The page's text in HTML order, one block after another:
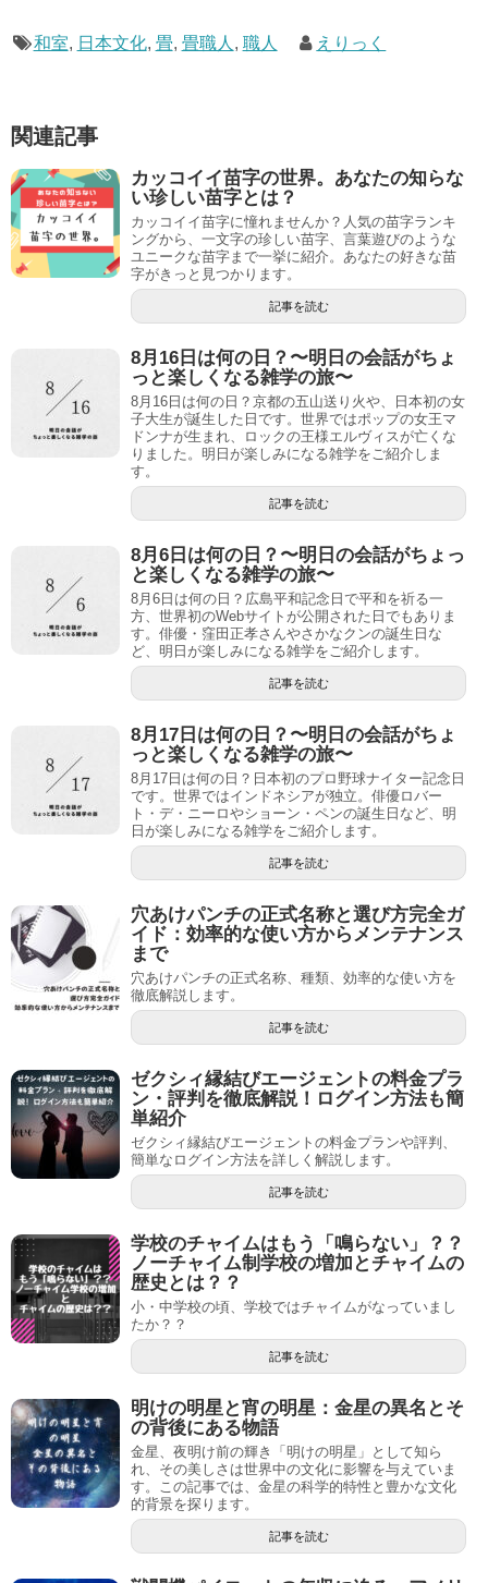
和室, 日本文化, 畳, 畳職人 , 職人 えりっく
関連記事
カッコイイ苗字の世界。あなたの知らな
い珍しい苗字とは？
カッコイイ苗字に憧れませんか？人気の苗字ランキ
ングから、一文字の珍しい苗字、言葉遊びのような
ユニークな苗字まで一挙に紹介。あなたの好きな苗
字がきっと見つかります。
記事を読む
8月16日は何の日？〜明日の会話がちょ
っと楽しくなる雑学の旅〜
8月16日は何の日？京都の五山送り火や、日本初の女
子大生が誕生した日です。世界ではポップの女王マ
ドンナが生まれ、ロックの王様エルヴィスが亡くな
りました。明日が楽しみになる雑学をご紹介しま
す。
記事を読む
8月6日は何の日？〜明日の会話がちょっ
と楽しくなる雑学の旅〜
8月6日は何の日？広島平和記念日で平和を祈る一
方、世界初のWebサイトが公開された日でもありま
す。俳優・窪田正孝さんやさかなクンの誕生日な
ど、明日が楽しみになる雑学をご紹介します。
記事を読む
8月17日は何の日？〜明日の会話がちょ
っと楽しくなる雑学の旅〜
8月17日は何の日？日本初のプロ野球ナイター記念日
です。世界ではインドネシアが独立。俳優ロバー
ト・デ・ニーロやショーン・ペンの誕生日など、明
日が楽しみになる雑学をご紹介します。
記事を読む
穴あけパンチの正式名称と選び方完全ガ
イド：効率的な使い方からメンテナンス
まで
穴あけパンチの正式名称、種類、効率的な使い方を
徹底解説します。
記事を読む
ゼクシィ縁結びエージェントの料金プラ
ン・評判を徹底解説！ログイン方法も簡
単紹介
ゼクシィ縁結びエージェントの料金プランや評判、
簡単なログイン方法を詳しく解説します。
記事を読む
学校のチャイムはもう「鳴らない」？？
ノーチャイム制学校の増加とチャイムの
歴史とは？？
小・中学校の頃、学校ではチャイムがなっていまし
たか？？
記事を読む
明けの明星と宵の明星：金星の異名とそ
の背後にある物語
金星、夜明け前の輝き「明けの明星」として知ら
れ、その美しさは世界中の文化に影響を与えていま
す。この記事では、金星の科学的特性と豊かな文化
的背景を探ります。
記事を読む